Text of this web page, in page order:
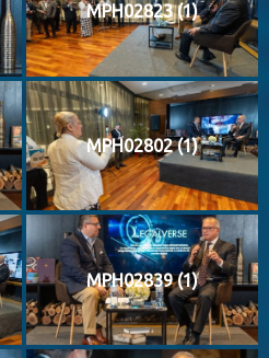
MPH02823 (1)
MPH02802 (1)
MPH02839 (1)